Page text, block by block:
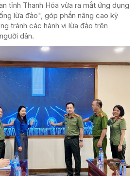
tỉnh Thanh Hóa vừa ra mắt ứng dụng
lừa đảo", góp phần nâng cao kỹ
tránh các hành vi lừa đảo trên
dân.